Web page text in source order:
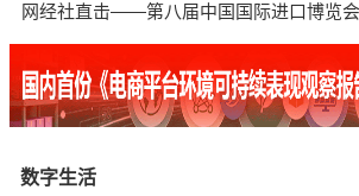
网经社直击——第八届中国国际进口博览会
数字生活